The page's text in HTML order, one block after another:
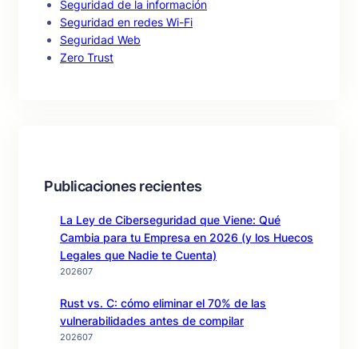
Seguridad de la información
Seguridad en redes Wi-Fi
Seguridad Web
Zero Trust
Publicaciones recientes
La Ley de Ciberseguridad que Viene: Qué
Cambia para tu Empresa en 2026 (y los Huecos
Legales que Nadie te Cuenta)
202607
Rust vs. C: cómo eliminar el 70% de las
vulnerabilidades antes de compilar
202607